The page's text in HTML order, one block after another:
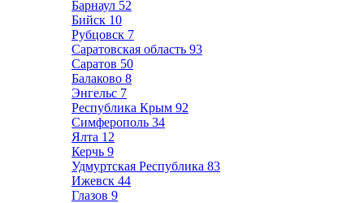
Барнаул 52
Бийск 10
Рубцовск 7
Саратовская область 93
Саратов 50
Балаково 8
Энгельс 7
Республика Крым 92
Симферополь 34
Ялта 12
Керчь 9
Удмуртская Республика 83
Ижевск 44
Глазов 9